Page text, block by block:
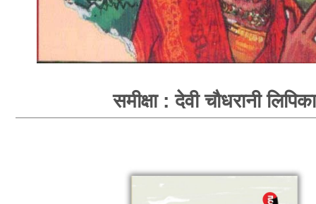
समीक्षा : देवी चौधरानी लिपिका